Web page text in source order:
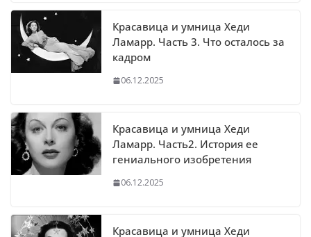
Красавица и умница Хеди
Ламарр. Часть 3. Что осталось за
кадром
06.12.2025
Красавица и умница Хеди
Ламарр. Часть2. История ее
гениального изобретения
06.12.2025
Красавица и умница Хеди